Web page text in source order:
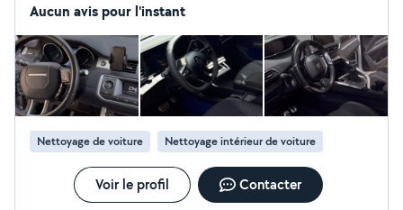
pour nettoyer l'intérieur de votre véhicule. J'ai aussi une
pneumatique, etc), avec 2 ans d'expérience en tant que
technicien de maintenance sur les Bus de la RATP. Je
réalise à mon compte des réparations de scooter (50,
125) avec un garage très bien équipé. N'hésitez pas à
me contacter pour plus d'informations ou un devis, je
réponds rapidement.
Aucun avis pour l'instant
Nettoyage de voiture Nettoyage intérieur de voiture
Voir le profil Contacter